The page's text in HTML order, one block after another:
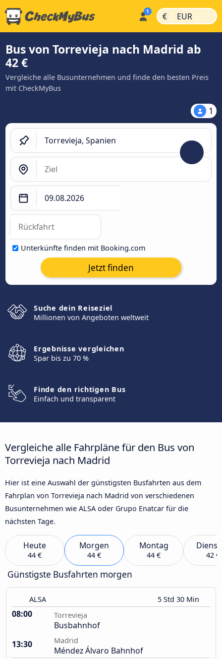
€ | EUR |
Bus von Torrevieja nach Madrid ab
42 €
Vergleiche alle Busunternehmen und finde den besten Preis
mit CheckMyBus
1
Unterkünfte finden mit Booking.com
Jetzt finden
Suche dein Reiseziel
Millionen von Angeboten weltweit
Ergebnisse vergleichen
Spar bis zu 70 %
Finde den richtigen Bus
Einfach und transparent
Vergleiche alle Fahrpläne für den Bus von
Torrevieja nach Madrid
Hier ist eine Auswahl der günstigsten Busfahrten aus dem
Fahrplan von Torrevieja nach Madrid von verschiedenen
Busunternehmen wie ALSA oder Grupo Enatcar für die
nächsten Tage.
Heute
44 €
Morgen
44 €
Montag
44 € 42 €
Günstigste Busfahrten morgen
ALSA 5 Std 30 Min
08:00 Torrevieja
Busbahnhof
13:30
Madrid
Méndez Álvaro Bahnhof